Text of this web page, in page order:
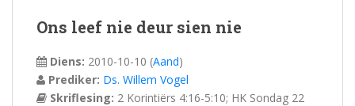
Ons leef nie deur sien nie
Diens: 2010-10-10 (Aand)
Prediker: Ds. Willem Vogel
Skriflesing: 2 Korintiërs 4:16-5:10; HK Sondag 22